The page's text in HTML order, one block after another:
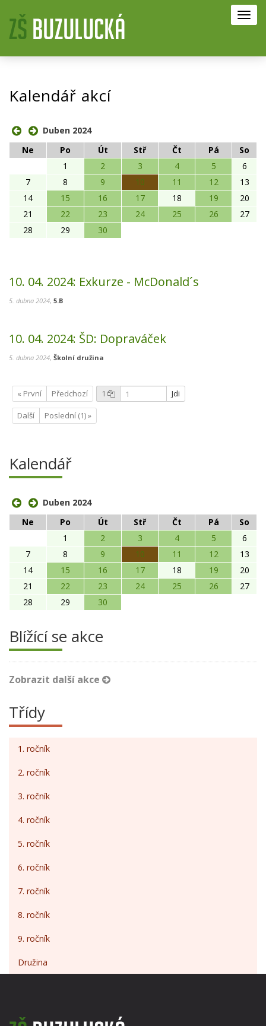
Kalendář akcí
Duben 2024
Ne
Po Út Stř Čt Pá
So
1
2 3 4 5
6
7
8 9 10 11 12
13
14
15 16 17 18 19
20
21
22 23 24 25 26
27
28
29 30
10. 04. 2024: Exkurze - McDonald´s
5. dubna 2024, 5.B
10. 04. 2024: ŠD: Dopraváček
5. dubna 2024, Školní družina
« První Předchozí 1 Jdi
Další Poslední (1) »
Kalendář
Duben 2024
Ne
Po Út Stř Čt Pá
So
1
2 3 4 5
6
7
8 9 10 11 12
13
14
15 16 17 18 19
20
21
22 23 24 25 26
27
28
29 30
Blížící se akce
Zobrazit další akce
Třídy
1. ročník
2. ročník
3. ročník
4. ročník
5. ročník
6. ročník
7. ročník
8. ročník
9. ročník
Družina